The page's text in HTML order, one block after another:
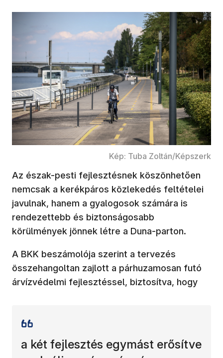
Kép: Tuba Zoltán/Képszerk
Az észak-pesti fejlesztésnek köszönhetően
nemcsak a kerékpáros közlekedés feltételei
javulnak, hanem a gyalogosok számára is
rendezettebb és biztonságosabb
körülmények jönnek létre a Duna-parton.
A BKK beszámolója szerint a tervezés
összehangoltan zajlott a párhuzamosan futó
árvízvédelmi fejlesztéssel, biztosítva, hogy
a két fejlesztés egymást erősítve